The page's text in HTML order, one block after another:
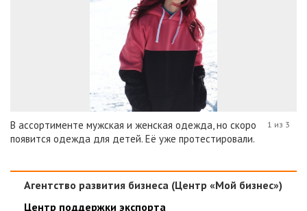
В ассортименте мужская и женская одежда, но скоро
появится одежда для детей. Её уже протестировали.
1 из 3
Агентство развития бизнеса (Центр «Мой бизнес»)
Центр поддержки экспорта